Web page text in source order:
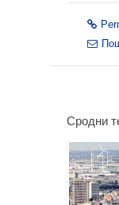
Сродни